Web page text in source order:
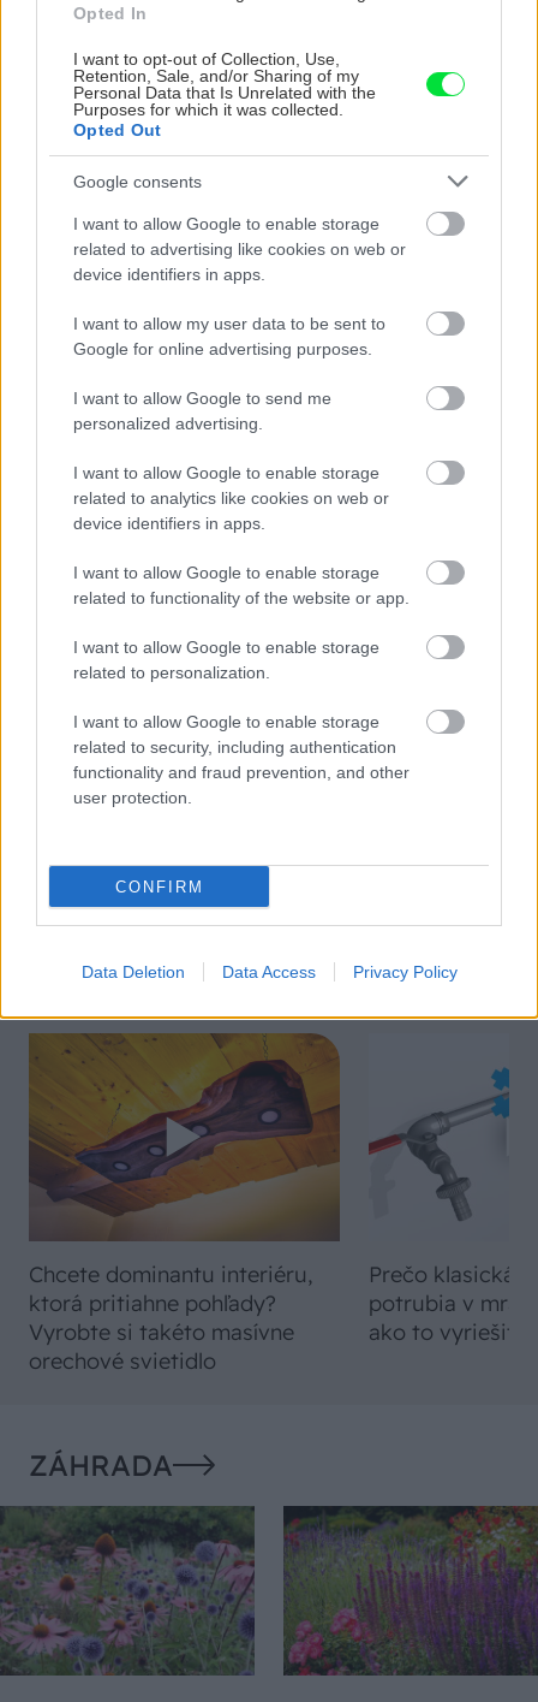
Opted In
I want to opt-out of Collection, Use,
Retention, Sale, and/or Sharing of my
Personal Data that Is Unrelated with the
Purposes for which it was collected.
Opted Out
Google consents
I want to allow Google to enable storage
related to advertising like cookies on web or
device identifiers in apps.
I want to allow my user data to be sent to
Google for online advertising purposes.
I want to allow Google to send me
personalized advertising.
I want to allow Google to enable storage
related to analytics like cookies on web or
device identifiers in apps.
I want to allow Google to enable storage
related to functionality of the website or app.
I want to allow Google to enable storage
related to personalization.
I want to allow Google to enable storage
related to security, including authentication
functionality and fraud prevention, and other
user protection.
CONFIRM
Data Deletion Data Access Privacy Policy
Murovanie brúsených tehál
Tehly, ktoré sa pestujú:
Nahradí raz mycélium
klasické stavebné
materiály?
Dom z tehly
Tehlový bytový dom v
historickej zástavbe: Očarí
VIDEO Brúsené tehly –
VIDEO
Chcete dominantu interiéru,
ktorá pritiahne pohľady?
Vyrobte si takéto masívne
orechové svietidlo
Prečo klasická
potrubia v
ako to vyriešiť
ZÁHRADA